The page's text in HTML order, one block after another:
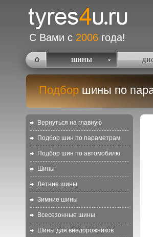
С Вами с 2006 года!
ШИНЫ
Подбор шины по
Вернуться на главную
Подбор шин по параметрам
Подбор шин по автомобилю
Шины
Летние шины
Зимние шины
Всесезонные шины
Шины для внедорожников